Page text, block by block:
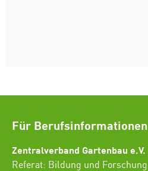
Für Berufsinformationen
Zentralverband Gartenbau e.V.
Referat: Bildung und Forschung